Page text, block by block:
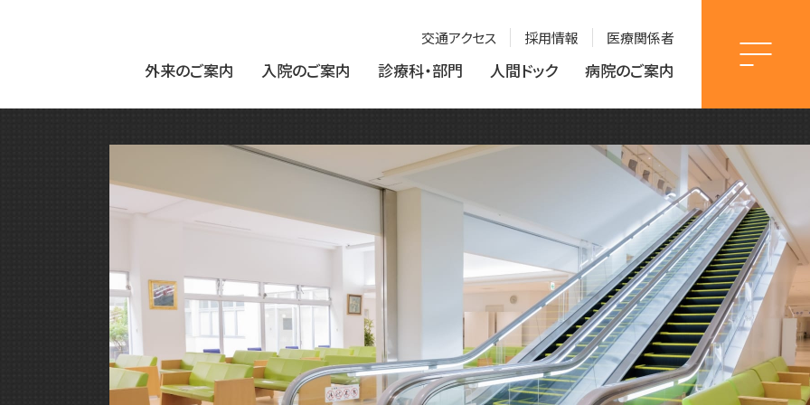
交通アクセス 採用情報 医療関係者
外来のご案内 入院のご案内 診療科・部門 人間ドック 病院のご案内